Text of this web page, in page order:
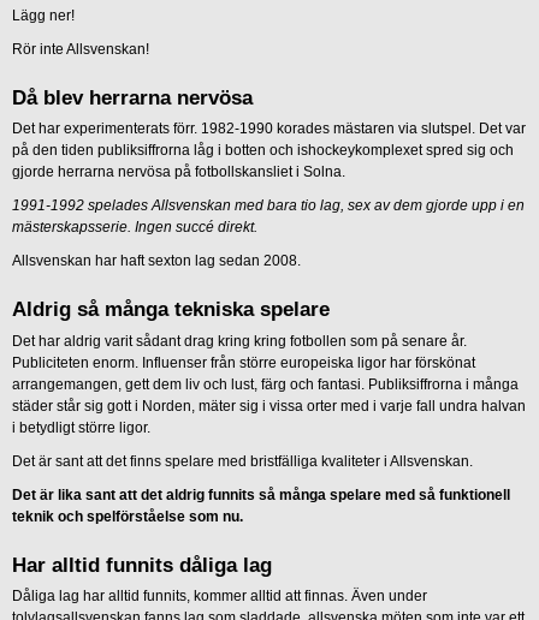
Lägg ner!
Rör inte Allsvenskan!
Då blev herrarna nervösa
Det har experimenterats förr. 1982-1990 korades mästaren via slutspel. Det var
på den tiden publiksiffrorna låg i botten och ishockeykomplexet spred sig och
gjorde herrarna nervösa på fotbollskansliet i Solna.
1991-1992 spelades Allsvenskan med bara tio lag, sex av dem gjorde upp i en
mästerskapsserie. Ingen succé direkt.
Allsvenskan har haft sexton lag sedan 2008.
Aldrig så många tekniska spelare
Det har aldrig varit sådant drag kring kring fotbollen som på senare år.
Publiciteten enorm. Influenser från större europeiska ligor har förskönat
arrangemangen, gett dem liv och lust, färg och fantasi. Publiksiffrorna i många
städer står sig gott i Norden, mäter sig i vissa orter med i varje fall undra halvan
i betydligt större ligor.
Det är sant att det finns spelare med bristfälliga kvaliteter i Allsvenskan.
Det är lika sant att det aldrig funnits så många spelare med så funktionell
teknik och spelförståelse som nu.
Har alltid funnits dåliga lag
Dåliga lag har alltid funnits, kommer alltid att finnas. Även under